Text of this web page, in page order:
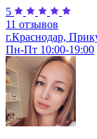
5
11 отзывов
г.Краснодар,
Пн-Пт 10:00-19:00